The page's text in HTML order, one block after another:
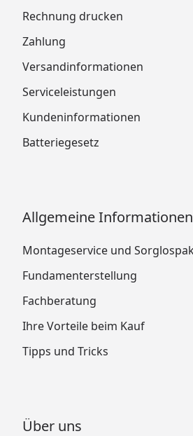
Rechnung drucken
Zahlung
Versandinformationen
Serviceleistungen
Kundeninformationen
Batteriegesetz
Allgemeine Informationen
Montageservice und
Fundamenterstellung
Fachberatung
Ihre Vorteile beim Kauf
Tipps und Tricks
Über uns